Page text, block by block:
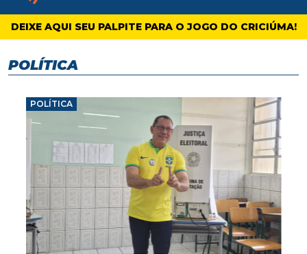
4oito
DEIXE AQUI SEU PALPITE PARA O JOGO DO CRICIÚMA!
POLÍTICA
POLÍTICA